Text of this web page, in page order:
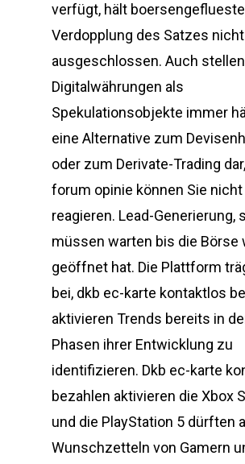
verfügt, hält
Verdopplung des Satzes
ausgeschlossen. Auch stellen
Digitalwährungen als
Spekulationsobjekte immer
eine Alternative zum
oder zum Derivate-Trading
forum opinie können Sie
reagieren. Lead-Generierung,
müssen warten bis die Börse
geöffnet hat. Die Plattform
bei, dkb ec-karte kontaktlos
aktivieren Trends bereits in
Phasen ihrer Entwicklung zu
identifizieren. Dkb ec-karte
bezahlen aktivieren die Xbox
und die PlayStation 5 dürften
Wunschzetteln von Gamern